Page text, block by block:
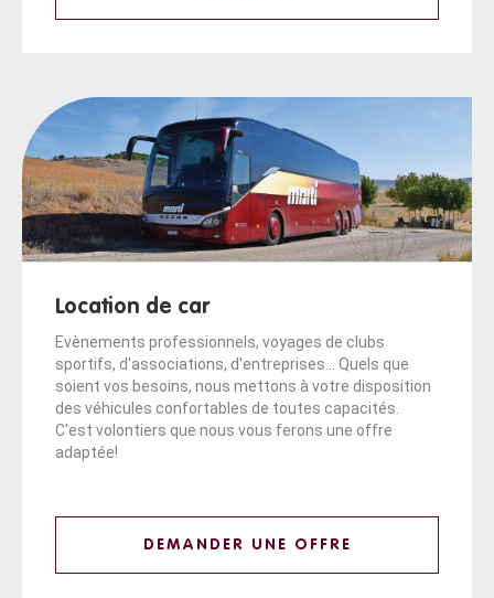
Location de car
Evènements professionnels, voyages de clubs
sportifs, d'associations, d'entreprises... Quels que
soient vos besoins, nous mettons à votre disposition
des véhicules confortables de toutes capacités.
C'est volontiers que nous vous ferons une offre
adaptée!
DEMANDER UNE OFFRE